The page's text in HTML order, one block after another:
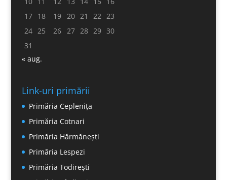
17
18 19 20 21 22 23
24 25 26 27 28 29 30
31
« aug.
Link-uri primării
Primăria Ceplenița
Primăria Cotnari
Primăria Hărmănești
Primăria Lespezi
Primăria Todirești